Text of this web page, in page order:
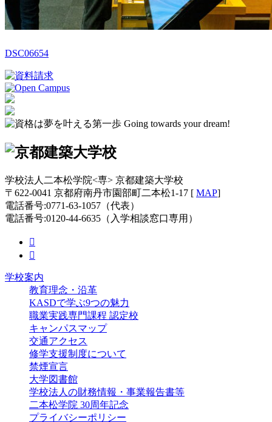
DSC06654
学校法人二本松学院<専> 京都建築大学校
〒622-0041 京都府南丹市園部町二本松1-17 [ MAP]
電話番号:0771-63-1057（代表）
電話番号:0120-44-6635（入学相談窓口専用）
学校案内
教育理念・沿革
KASDで学ぶ9つの魅力
職業実践専門課程 認定校
キャンパスマップ
交通アクセス
修学支援制度について
禁煙宣言
大学図書館
学校法人の財務情報・事業報告書等
二本松学院 30周年記念
プライバシーポリシー